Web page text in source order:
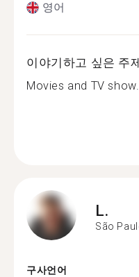
영어
이야기하고 싶은 주
Movies and TV
L.
São
구사언어